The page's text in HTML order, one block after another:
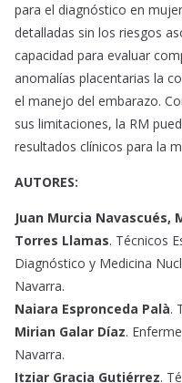
para el diagnóstico en
detalladas sin los riesgos
capacidad para evaluar
anomalías placentarias la
el manejo del embarazo.
sus limitaciones, la RM
resultados clínicos para la
AUTORES:
Juan Murcia Navascués,
Torres Llamas. Técnicos
Diagnóstico y Medicina
Navarra.
Naiara Espronceda Palà.
Mirian Galar Díaz.
Navarra.
Itziar Gracia Gutiérrez.